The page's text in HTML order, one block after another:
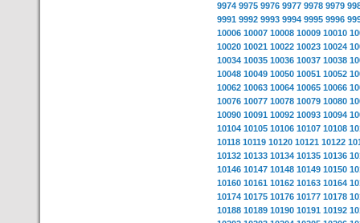
9974 9975 9976 9977 9978 9979
9991 9992 9993 9994 9995 9996
10006 10007 10008 10009 10010
10020 10021 10022 10023 10024
10034 10035 10036 10037 10038
10048 10049 10050 10051 10052
10062 10063 10064 10065 10066
10076 10077 10078 10079 10080
10090 10091 10092 10093 10094
10104 10105 10106 10107 10108
10118 10119 10120 10121 10122
10132 10133 10134 10135 10136
10146 10147 10148 10149 10150
10160 10161 10162 10163 10164
10174 10175 10176 10177 10178
10188 10189 10190 10191 10192